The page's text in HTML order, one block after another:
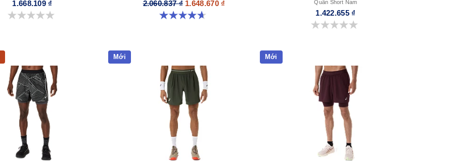
1.668.109 ₫
0.0 trong số 5 sao.
2.060.837 ₫ 1.648.670 ₫
4.7 trong số 5 sao. 9 đánh giá
Quần Short Nam
1.422.655 ₫
0.0 trong số 5 sao.
Mới Mới